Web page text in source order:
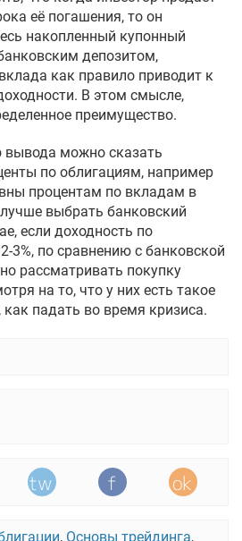
её погашения, то он
накопленный купонный
депозитом,
как правило приводит к
В этом смысле,
преимущество.
вывода можно сказать
по облигациям, например
процентам по вкладам в
выбрать банковский
если доходность по
3%, по сравнению с банковской
рассматривать покупку
на то, что у них есть такое
как падать во время кризиса.
, Основы трейдинга,